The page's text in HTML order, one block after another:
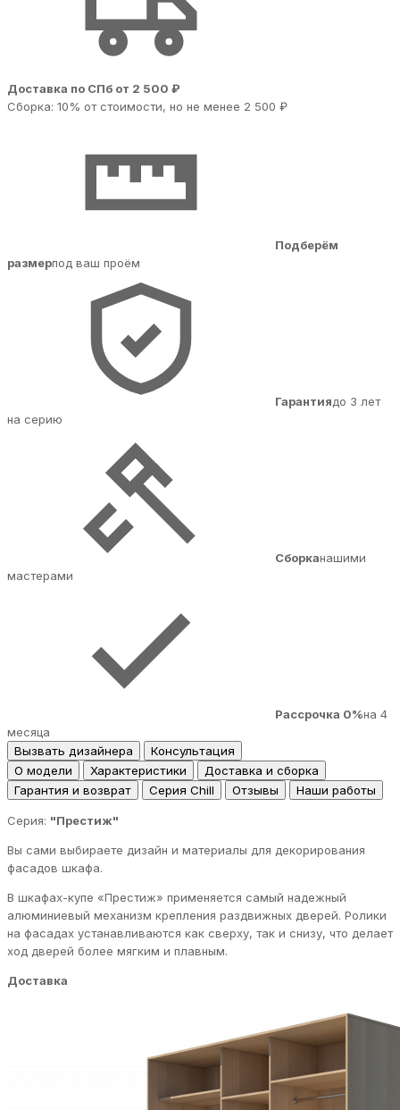
Доставка по СПб от 2 500 ₽
Сборка: 10% от стоимости, но не менее 2 500 ₽
Подберём
размерпод ваш проём
Гарантиядо 3 лет
на серию
Сборканашими
мастерами
Рассрочка 0%на 4
месяца
Вызвать дизайнера
Консультация
О модели
Характеристики
Доставка и сборка
Гарантия и возврат
Серия Chill Отзывы Наши работы
Серия: "Престиж"
Вы сами выбираете дизайн и материалы для декорирования
фасадов шкафа.
В шкафах-купе «Престиж» применяется самый надежный
алюминиевый механизм крепления раздвижных дверей. Ролики
на фасадах устанавливаются как сверху, так и снизу, что делает
ход дверей более мягким и плавным.
Доставка